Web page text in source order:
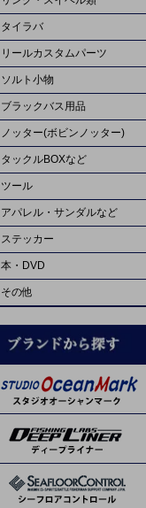
シマノ
がまかつ
ゼスタ
ゼニス
テイルウォーク
アブガルシア
エイテック
バレーヒル
ゴールデンミーン
パームス
ジャンキーワークス
ダイワ
剛樹
リップル
APIA
メジャークラフト
オクマ
アブガルシア
テイルウォーク
アルファタックス
グローブライド
エイテック
オーシャンフリークス
マクセル
ミヒロ精機
アベットリール
レスターファイン
オプション
山ジグ
ビート
CB ONE
uroco
REALS
EDUCE
枝豆じぐ
Lots Of Art
ブルーブルー
脇漁具
ヨーヅリ
デュエル
ランブルベイト
ピエールジグ
ジャッカル
YGKよつあみ
ゴーセン
ダイワ
A-TEC
モーリス
メジャークラフト
ヤマトヨ
バリバス
ラインコート類
がまかつ
バレーヒル
ASS
オーナー
プロセレ
VARIVAS
ゴーセン
ネイチャーボーイズ
下田漁具
ダイワ
シャウト
odz
カツイチ
ヴァンフック
ゴーへ
がまかつ
オーナー
スティンガー
コアマン
ネイヤーボーイズ
SFC
beat
ティクト
ASS
デコイ
オーナー
シャウト
ヤマイ
クレイジーオーシャン
ジャスティス
剣屋
がまかつ
シマノ
ヴァンフック
ゼスタ
SOM
ステキ針
オーナー
シャウト
ゴーセン
大洋
ヤマトヨ
がまかつ
YGKよつあみ
ダイワ
ヤマイ
フィッシングファイターズ
糸・チューブ
ヴァンフック
UOSO
デコイ
サンライン
シーフロアコントロール
HOT'S
odz
がまかつ
WaterLand
ゼスタ
スタジオオーシャンマーク
ヤリエ
オーナー
ASS
B.Rig's
エヌティスイベル
フィッシングファイターズ
ボーズレス
ボウズ
タイラバ
ハヤブサ
ジャッカル
ダイワ
シマノ
SEAFLOORCONTROL
がまかつ
ライズジャパン
ソルトウォーターボーイズ
reins（スペアパーツ）
ラバーパーツ
スペアフック
リールカスタムパーツ
スタジオオーシャンマーク
エバーグリーン
LIVRE
ソルトウォーターボーイズ
シマノ
マーフィックスパーツ
SPI ミゾハン
オーシャンフリークス
コーモラン
ティクト
ABU
コーモラン
トライアル
シーフロアコントロール
ソルト小物
タコベイト
ジグヘッド
ソルトワーム
サビキ
IKA
蛸
ブラックバス用品
淡水ロッド
淡水リール
バスルアー・ワーム
バス用フック
バス用ライン
ノッター(ボビンノッター)
タックルBOXなど
ツール
アパレル・サンダルなど
ステッカー
本・DVD
その他